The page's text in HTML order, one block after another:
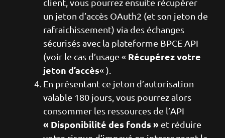
client, vous pourrez ensuite récupérer
un jeton d’accès OAuth2 (et son jeton de
rafraichissement) via des échanges
sécurisés avec la plateforme BPCE API
(voir le cas d’usage « Récupérez votre
jeton d’accès« ).
En présentant ce jeton d’autorisation
valable 180 jours, vous pourrez alors
consommer les ressources de l’API
« Disponibilité des fonds » et réduire